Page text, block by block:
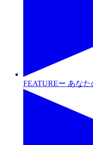
FEATUREー あな